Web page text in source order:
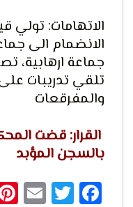
الاتهامات: تولي
الانضمام الى
جماعة ارهابية،
تلقي تدريبات
والمفرقعات
القرار: قضت
بالسجن المؤبد